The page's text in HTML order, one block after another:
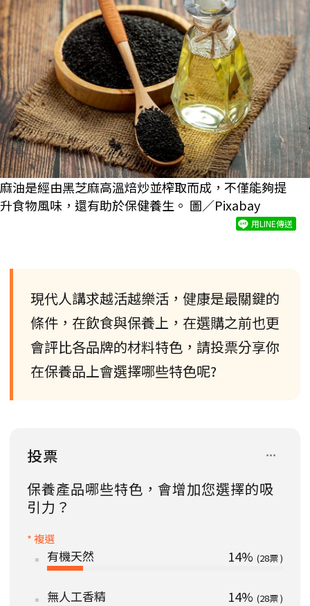
麻油是經由黑芝麻高溫焙炒並榨取而成，不僅能夠提
升食物風味，還有助於保健養生。 圖／Pixabay
用LINE傳送
現代人講求越活越樂活，健康是最關鍵的
條件，在飲食與保養上，在選購之前也更
會評比各品牌的材料特色，請投票分享你
在保養品上會選擇哪些特色呢?
投票
保養產品哪些特色，會增加您選擇的吸
引力？
* 複選
有機天然 14% 28
無人工香精 14% 28